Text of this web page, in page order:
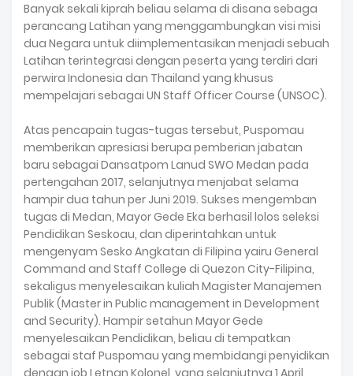
Banyak sekali kiprah beliau selama di disana sebaga
perancang Latihan yang menggambungkan visi misi
dua Negara untuk diimplementasikan menjadi sebuah
Latihan terintegrasi dengan peserta yang terdiri dari
perwira Indonesia dan Thailand yang khusus
mempelajari sebagai UN Staff Officer Course (UNSOC).
Atas pencapain tugas-tugas tersebut, Puspomau
memberikan apresiasi berupa pemberian jabatan
baru sebagai Dansatpom Lanud SWO Medan pada
pertengahan 2017, selanjutnya menjabat selama
hampir dua tahun per Juni 2019. Sukses mengemban
tugas di Medan, Mayor Gede Eka berhasil lolos seleksi
Pendidikan Seskoau, dan diperintahkan untuk
mengenyam Sesko Angkatan di Filipina yairu General
Command and Staff College di Quezon City-Filipina,
sekaligus menyelesaikan kuliah Magister Manajemen
Publik (Master in Public management in Development
and Security). Hampir setahun Mayor Gede
menyelesaikan Pendidikan, beliau di tempatkan
sebagai staf Puspomau yang membidangi penyidikan
dengan job Letnan Kolonel, yang selanjutnya 1 April